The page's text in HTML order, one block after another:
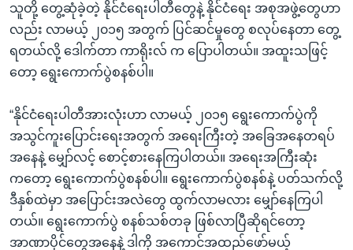
သူတို့ တွေ့ဆုံခဲ့တဲ့ နိုင်ငံရေးပါတီတွေနဲ့ နိုင်ငံရေး အစုအဖွဲ့တွေဟာ
လည်း လာမယ့် ၂၀၁၅ အတွက် ပြင်ဆင်မှုတွေ စလုပ်နေတာ တွေ့
ရတယ်လို့ ဒေါက်တာ ကာရိုးလ် က ပြောပါတယ်။ အထူးသဖြင့်
တော့ ရွေးကောက်ပွဲစနစ်ပါ။
“နိုင်ငံရေးပါတီအားလုံးဟာ လာမယ့် ၂၀၁၅ ရွေးကောက်ပွဲကို
အသွင်ကူးပြောင်းရေးအတွက် အရေးကြီးတဲ့ အခြေအနေတရပ်
အနေနဲ့ မျှော်လင့် စောင့်စားနေကြပါတယ်။ အရေးအကြီးဆုံး
ကတော့ ရွေးကောက်ပွဲစနစ်ပါ။ ရွေးကောက်ပွဲစနစ်နဲ့ ပတ်သက်လို့
ဒီနှစ်ထဲမှာ အပြောင်းအလဲတွေ ထွက်လာမလား မျှော်နေကြပါ
တယ်။ ရွေးကောက်ပွဲ စနစ်သစ်တခု ဖြစ်လာပြီဆိုရင်တော့
အာဏာပိုင်တွေအနေနဲ့ ဒါကို အကောင်အထည်ဖော်မယ့်